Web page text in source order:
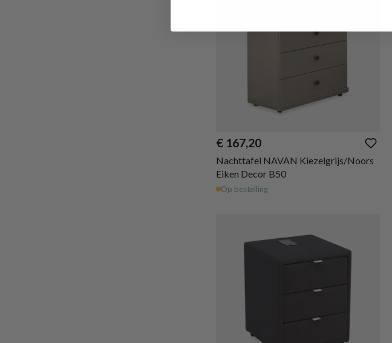
€ 167,20
Nachttafel NAVAN Kiezelgrijs/Noors
Eiken Decor B50
Op bestelling